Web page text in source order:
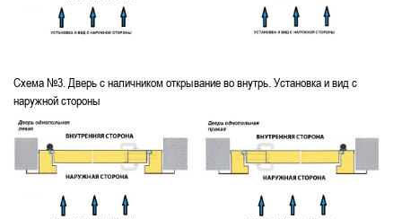
Схема №3. Дверь с наличником открывание во внутрь. Установка и вид с
наружной стороны